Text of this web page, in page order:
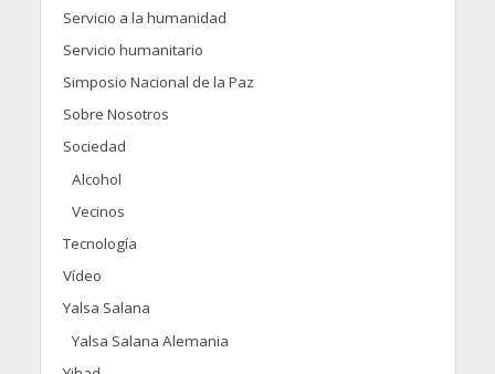
Servicio a la humanidad
Servicio humanitario
Simposio Nacional de la Paz
Sobre Nosotros
Sociedad
Alcohol
Vecinos
Tecnología
Vídeo
Yalsa Salana
Yalsa Salana Alemania